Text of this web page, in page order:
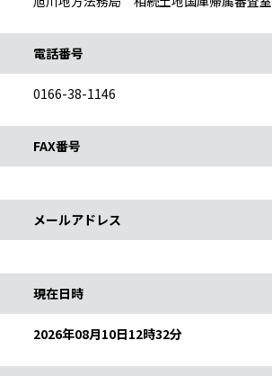
電話番号
0166-38-1146
FAX番号
メールアドレス
現在日時
2026年08月10日12時32分